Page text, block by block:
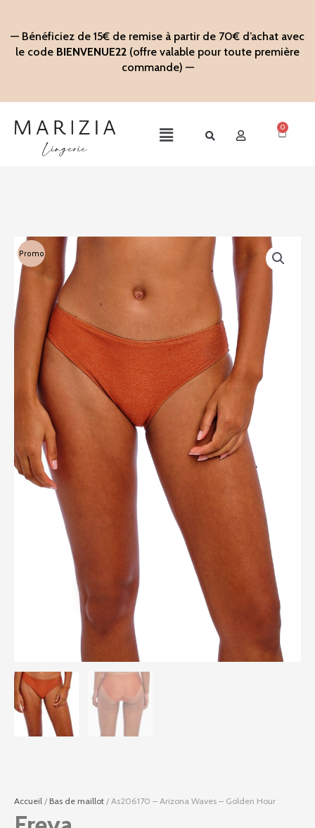
contenu
— Bénéficiez de 15€ de remise à partir de 70€ d’achat avec
le code BIENVENUE22 (offre valable pour toute première
commande) —
Main
0
Panier
Promo
Accueil / Bas de maillot / As206170 – Arizona Waves – Golden Hour